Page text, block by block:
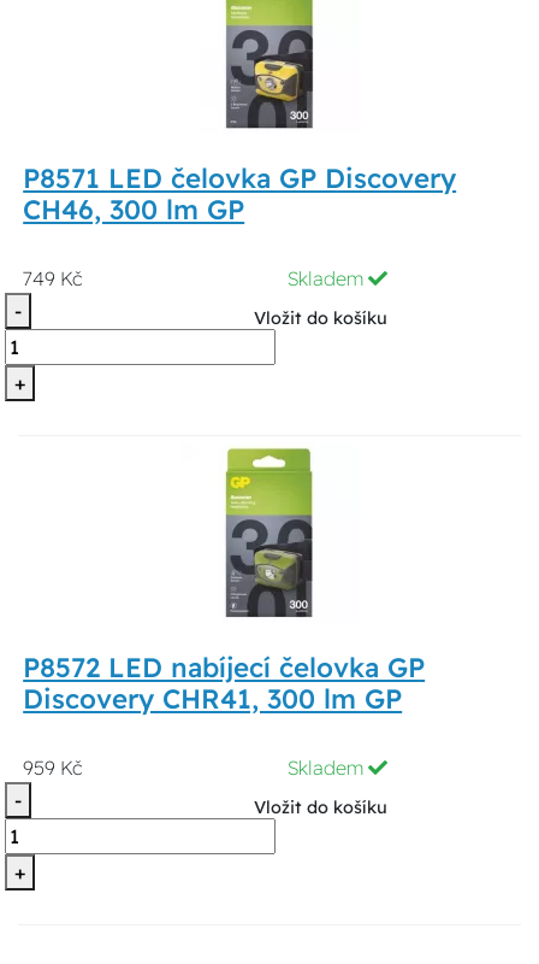
P8571 LED čelovka GP Discovery
CH46, 300 lm GP
749 Kč
Skladem
-
+
Vložit do košíku
P8572 LED nabíjecí čelovka GP
Discovery CHR41, 300 lm GP
959 Kč
Skladem
-
+
Vložit do košíku